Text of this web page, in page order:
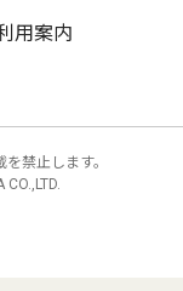
用案内
禁止します。